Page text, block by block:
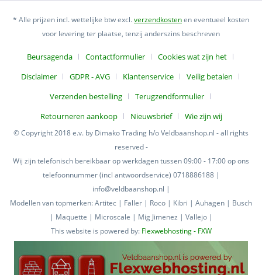
* Alle prijzen incl. wettelijke btw excl.verzendkostenen eventueel kosten
voor levering ter plaatse, tenzij anderszins beschreven
Beursagenda Contactformulier
Cookies wat zijn het
Disclaimer
GDPR - AVG Klantenservice
Veilig betalen
Verzenden bestelling
Terugzendformulier
Retourneren aankoop
Nieuwsbrief Wie zijn wij
© Copyright 2018 e.v. by Dimako Trading h/o Veldbaanshop.nl - all rights
reserved -
Wij zijn telefonisch bereikbaar op werkdagen tussen 09:00 - 17:00 op ons
telefoonnummer (incl antwoordservice) 0718886188 |
info@veldbaanshop.nl |
Modellen van topmerken: Artitec | Faller | Roco | Kibri | Auhagen | Busch
| Maquette | Microscale | Mig Jimenez | Vallejo |
This website is powered by: Flexwebhosting - FXW